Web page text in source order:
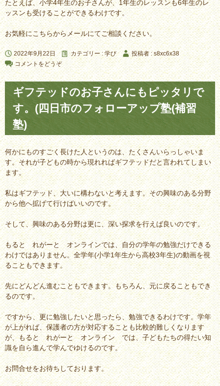
たとえば、小学4年生のお子さんが、1年生のレッスンも6年生のレ
ッスンも受けることができるわけです。
お気軽にこちらからメールにてご相談ください。
2022年9月22日 カテゴリー :学び
投稿者 : s8xc6x38
コメントをどうぞ
ギフテッドのお子さんにもピッタリで
す。(四日市のフォローアップ塾(補習
塾)
何かにものすごく長けた人というのは、たくさんいらっしゃいま
す。それが子どもの時から現れればギフテッドだと言われてしまい
ます。
私はギフテッド、大いに構わないと考えます。その興味のある分野
から他へ拡げて行けばいいのです。
そして、興味のある分野は更に、深い探求を行えば良いのです。
もると れがーと オンラインでは、自分の学年の勉強だけできる
わけではありません。全学年(小学1年生から高校3年生)の動画を視
ることもできます。
先にどんどん進むこともできます。もちろん、元に戻ることもでき
るのです。
ですから、更に勉強したいと思ったら、勉強できるわけです。学年
が上がれば、保護者の方が対応することも比較的難しくなります
が、もると れがーと オンライン では、子どもたちの得たい知
識を自ら進んで学んでゆけるのです。
お問合せをお待ちしております。